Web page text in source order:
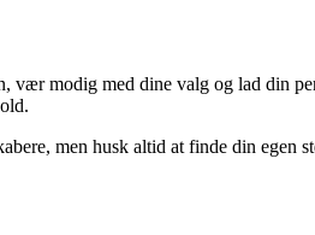
modig med dine valg og lad din
men husk altid at finde din egen